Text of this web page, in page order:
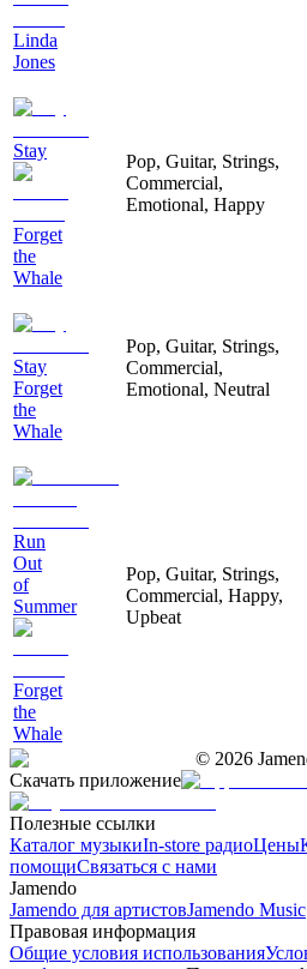
Linda
Jones
Stay
Forget
the
Whale
Pop, Guitar, Strings,
Commercial,
Emotional, Happy
Stay
Forget
the
Whale
Pop, Guitar, Strings,
Commercial,
Emotional, Neutral
Run
Out
of
Summer
Forget
the
Whale
Pop, Guitar, Strings,
Commercial, Happy,
Upbeat
© 2026
Скачать приложение
Полезные ссылки
Каталог музыкиIn-store радиоЦены
помощиСвязаться с нами
Jamendo
Jamendo для артистовJamendo Music
Правовая информация
Общие условия использования